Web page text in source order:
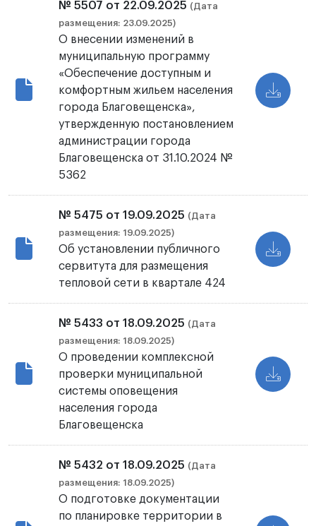
№ 5507 от 22.09.2025 (Дата
размещения: 23.09.2025)
О внесении изменений в
муниципальную программу
«Обеспечение доступным и
комфортным жильем населения
города Благовещенска»,
утвержденную постановлением
администрации города
Благовещенска от 31.10.2024 №
5362
№ 5475 от 19.09.2025 (Дата
размещения: 19.09.2025)
Об установлении публичного
сервитута для размещения
тепловой сети в квартале 424
№ 5433 от 18.09.2025 (Дата
размещения: 18.09.2025)
О проведении комплексной
проверки муниципальной
системы оповещения
населения города
Благовещенска
№ 5432 от 18.09.2025 (Дата
размещения: 18.09.2025)
О подготовке документации
по планировке территории в